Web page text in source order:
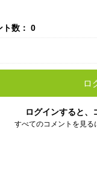
ト数： 0
ロ
ログインすると、
すべてのコメントを見る